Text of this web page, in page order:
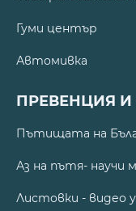
Гуми център
Автомивка
ПРЕВЕНЦИЯ
Пътищата на
Аз на пътя- научи
Листовки - видео